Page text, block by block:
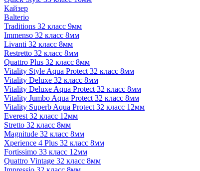
Кайзер
Balterio
Traditions 32 класс 9мм
Immenso 32 класс 8мм
Livanti 32 класс 8мм
Restretto 32 класс 8мм
Quattro Plus 32 класс 8мм
Vitality Style Aqua Protect 32 класс 8мм
Vitality Deluxe 32 класс 8мм
Vitality Deluxe Aqua Protect 32 класс 8мм
Vitality Jumbo Aqua Protect 32 класс 8мм
Vitality Superb Aqua Protect 32 класс 12мм
Everest 32 класс 12мм
Stretto 32 класс 8мм
Magnitude 32 класс 8мм
Xperience 4 Plus 32 класс 8мм
Fortissimo 33 класс 12мм
Quattro Vintage 32 класс 8мм